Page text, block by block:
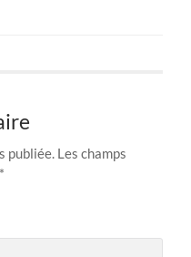
publiée. Les champs
*